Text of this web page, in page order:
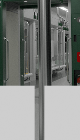
를
다.
제작